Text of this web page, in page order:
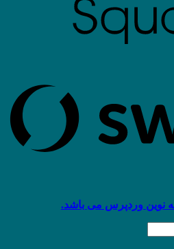
نوین وردپرس می باشد.